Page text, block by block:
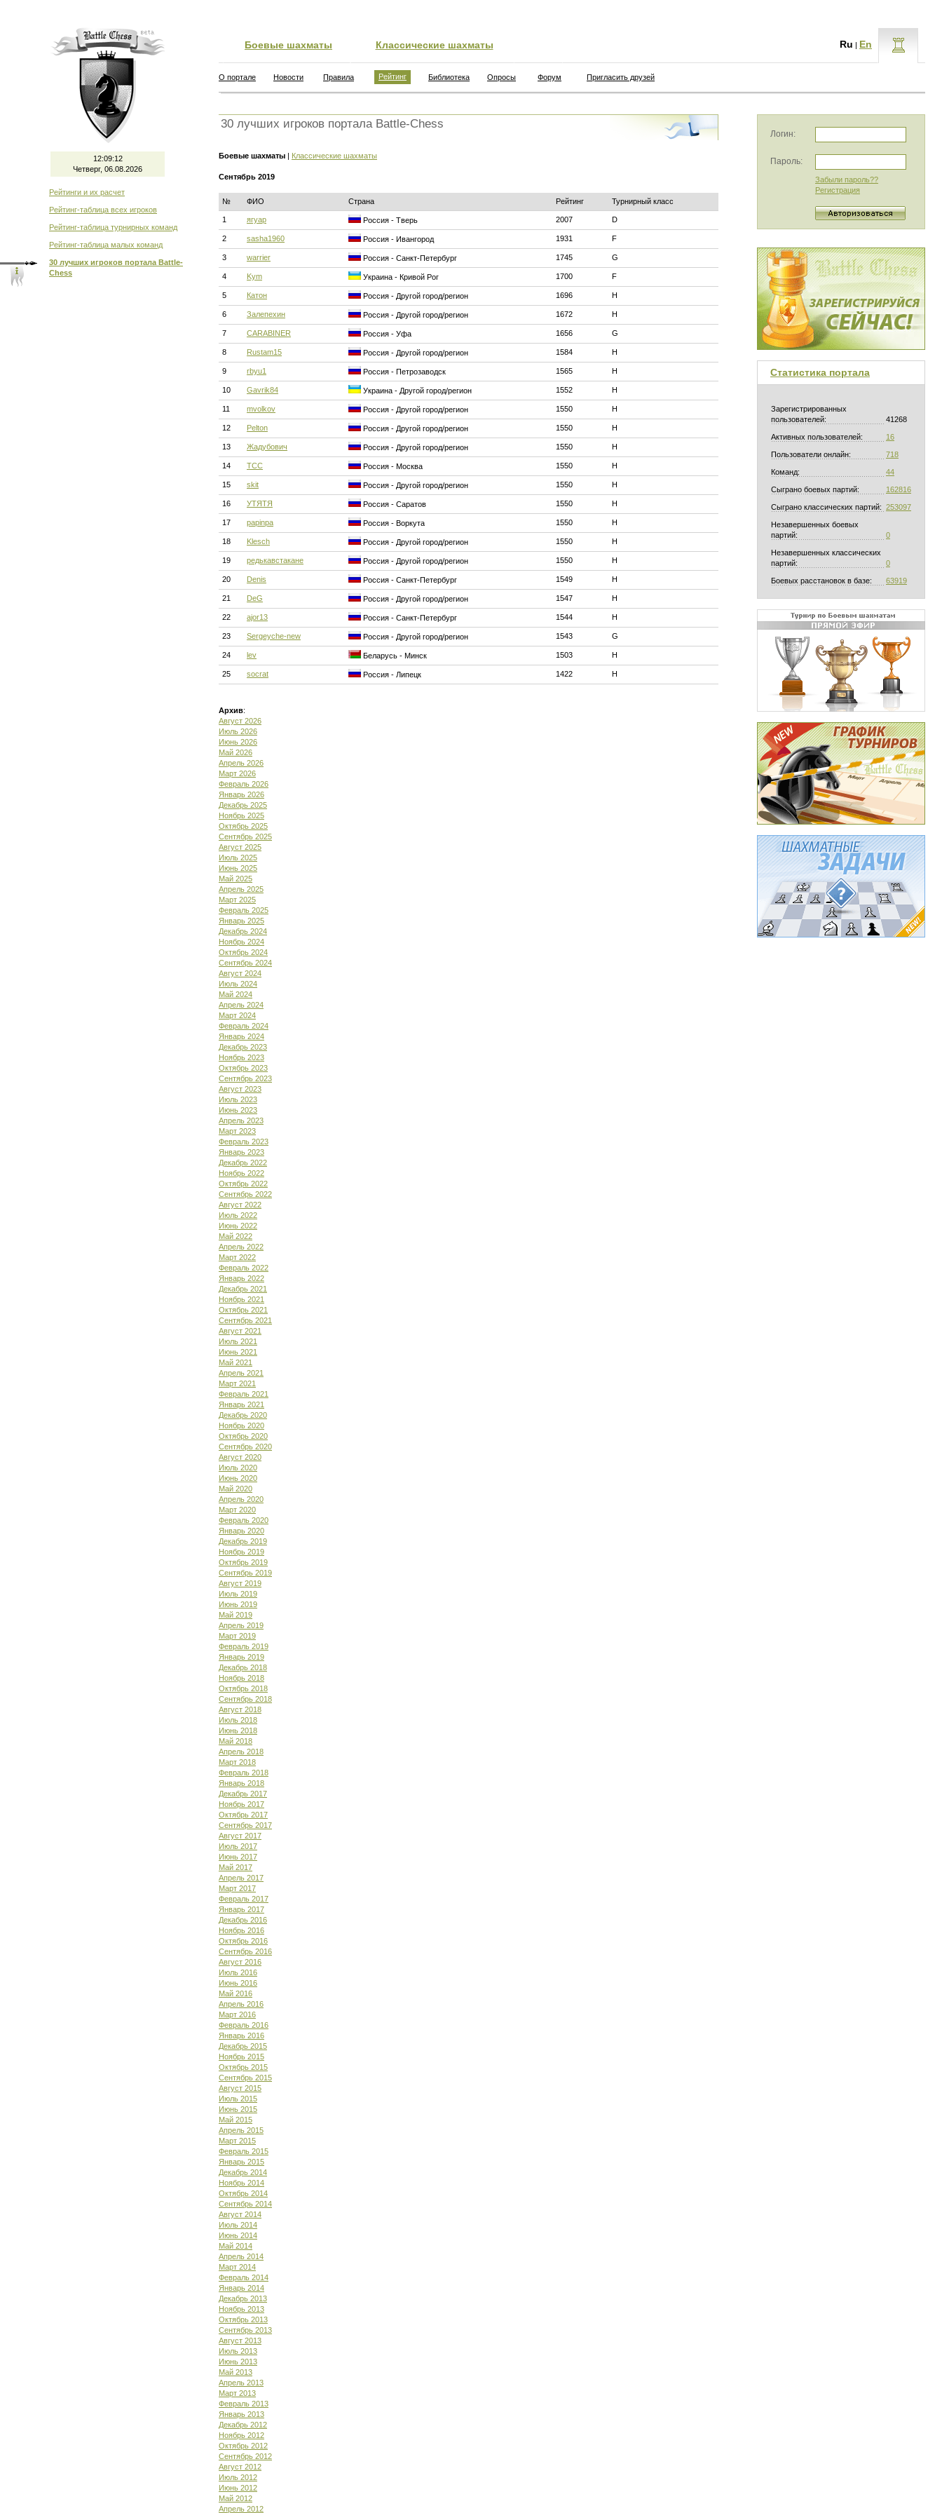
12:09:13
Четверг, 06.08.2026
Рейтинги и их расчет
Рейтинг-таблица всех игроков
Рейтинг-таблица турнирных команд
Рейтинг-таблица малых команд
30 лучших игроков портала Battle-
Chess
Боевые шахматы Классические шахматы Ru | En
О портале Новости Правила Рейтинг Библиотека Опросы Форум Пригласить друзей
30 лучших игроков портала Battle-Chess
Боевые шахматы | Классические шахматы
Сентябрь 2019
№ ФИО Страна Рейтинг Турнирный класс
1 ягуар Россия - Тверь 2007 D
2 sasha1960 Россия - Ивангород 1931 F
3 warrier Россия - Санкт-Петербург 1745 G
4 Kym Украина - Кривой Рог 1700 F
5 Катон Россия - Другой город/регион 1696 H
6 Залепехин Россия - Другой город/регион 1672 H
7 CARABINER Россия - Уфа 1656 G
8 Rustam15 Россия - Другой город/регион 1584 H
9 rbyu1 Россия - Петрозаводск 1565 H
10 Gavrik84 Украина - Другой город/регион 1552 H
11 mvolkov Россия - Другой город/регион 1550 H
12 Pelton Россия - Другой город/регион 1550 H
13 Жадубович Россия - Другой город/регион 1550 H
14 ТСС Россия - Москва 1550 H
15 skit Россия - Другой город/регион 1550 H
16 УТЯТЯ Россия - Саратов 1550 H
17 papinpa Россия - Воркута 1550 H
18 Klesch Россия - Другой город/регион 1550 H
19 редькавстакане Россия - Другой город/регион 1550 H
20 Denis Россия - Санкт-Петербург 1549 H
21 DeG Россия - Другой город/регион 1547 H
22 ajor13 Россия - Санкт-Петербург 1544 H
23 Sergeyche-new Россия - Другой город/регион 1543 G
24 lev Беларусь - Минск 1503 H
25 socrat Россия - Липецк 1422 H
Архив:
Август 2026
Июль 2026
Июнь 2026
Май 2026
Апрель 2026
Март 2026
Февраль 2026
Январь 2026
Декабрь 2025
Ноябрь 2025
Октябрь 2025
Сентябрь 2025
Август 2025
Июль 2025
Июнь 2025
Май 2025
Апрель 2025
Март 2025
Февраль 2025
Январь 2025
Декабрь 2024
Ноябрь 2024
Октябрь 2024
Сентябрь 2024
Август 2024
Июль 2024
Май 2024
Апрель 2024
Март 2024
Февраль 2024
Январь 2024
Декабрь 2023
Ноябрь 2023
Октябрь 2023
Сентябрь 2023
Август 2023
Июль 2023
Июнь 2023
Апрель 2023
Март 2023
Февраль 2023
Январь 2023
Декабрь 2022
Ноябрь 2022
Октябрь 2022
Сентябрь 2022
Август 2022
Июль 2022
Июнь 2022
Май 2022
Апрель 2022
Март 2022
Февраль 2022
Январь 2022
Декабрь 2021
Ноябрь 2021
Октябрь 2021
Сентябрь 2021
Август 2021
Июль 2021
Июнь 2021
Май 2021
Апрель 2021
Март 2021
Февраль 2021
Январь 2021
Декабрь 2020
Ноябрь 2020
Октябрь 2020
Сентябрь 2020
Август 2020
Июль 2020
Июнь 2020
Май 2020
Апрель 2020
Март 2020
Февраль 2020
Январь 2020
Декабрь 2019
Ноябрь 2019
Октябрь 2019
Сентябрь 2019
Август 2019
Июль 2019
Июнь 2019
Май 2019
Апрель 2019
Март 2019
Февраль 2019
Январь 2019
Декабрь 2018
Ноябрь 2018
Октябрь 2018
Сентябрь 2018
Август 2018
Июль 2018
Июнь 2018
Май 2018
Апрель 2018
Март 2018
Февраль 2018
Январь 2018
Декабрь 2017
Ноябрь 2017
Октябрь 2017
Сентябрь 2017
Август 2017
Июль 2017
Июнь 2017
Май 2017
Апрель 2017
Март 2017
Февраль 2017
Январь 2017
Декабрь 2016
Ноябрь 2016
Октябрь 2016
Сентябрь 2016
Август 2016
Июль 2016
Июнь 2016
Май 2016
Апрель 2016
Март 2016
Февраль 2016
Январь 2016
Декабрь 2015
Ноябрь 2015
Октябрь 2015
Сентябрь 2015
Август 2015
Июль 2015
Июнь 2015
Май 2015
Апрель 2015
Март 2015
Февраль 2015
Январь 2015
Декабрь 2014
Ноябрь 2014
Октябрь 2014
Сентябрь 2014
Август 2014
Июль 2014
Июнь 2014
Май 2014
Апрель 2014
Март 2014
Февраль 2014
Январь 2014
Декабрь 2013
Ноябрь 2013
Октябрь 2013
Сентябрь 2013
Август 2013
Июль 2013
Июнь 2013
Май 2013
Апрель 2013
Март 2013
Февраль 2013
Январь 2013
Декабрь 2012
Ноябрь 2012
Октябрь 2012
Сентябрь 2012
Август 2012
Июль 2012
Июнь 2012
Май 2012
Апрель 2012
Логин:
Пароль:
Забыли пароль??
Регистрация
Статистика портала
Зарегистрированных
пользователей:
41268
Активных пользователей: 16
Пользователи онлайн: 718
Команд: 44
Сыграно боевых партий: 162816
Сыграно классических партий: 253097
Незавершенных боевых
партий:
0
Незавершенных классических
партий:
0
Боевых расстановок в базе: 63919